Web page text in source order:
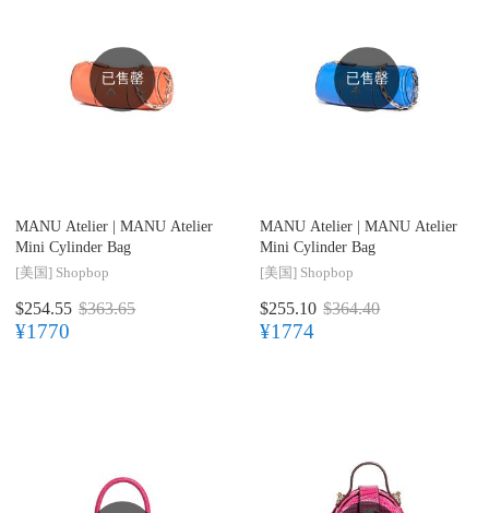
已售罄
MANU Atelier | MANU Atelier
Mini Cylinder Bag
[美国] Shopbop
$254.55 $363.65
¥1770
已售罄
MANU Atelier | MANU Atelier
Mini Cylinder Bag
[美国] Shopbop
$255.10 $364.40
¥1774